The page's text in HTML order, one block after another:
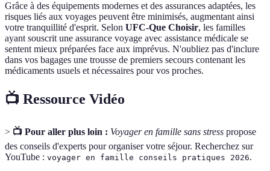
Grâce à des équipements modernes et des assurances adaptées, les
risques liés aux voyages peuvent être minimisés, augmentant ainsi
votre tranquillité d'esprit. Selon UFC-Que Choisir, les familles
ayant souscrit une assurance voyage avec assistance médicale se
sentent mieux préparées face aux imprévus. N'oubliez pas d'inclure
dans vos bagages une trousse de premiers secours contenant les
médicaments usuels et nécessaires pour vos proches.
📺 Ressource Vidéo
> 📺 Pour aller plus loin : Voyager en famille sans stress propose
des conseils d'experts pour organiser votre séjour. Recherchez sur
YouTube : voyager en famille conseils pratiques 2026.